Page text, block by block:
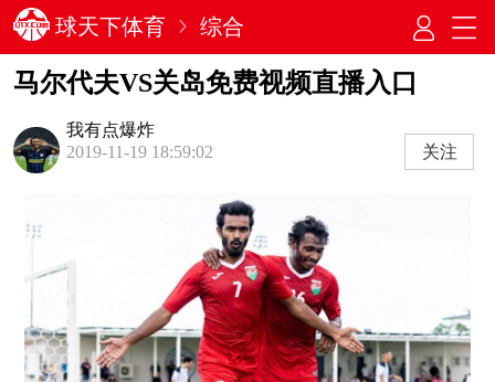
球天下体育 综合
马尔代夫VS关岛免费视频直播入口
我有点爆炸
2019-11-19 18:59:02
关注